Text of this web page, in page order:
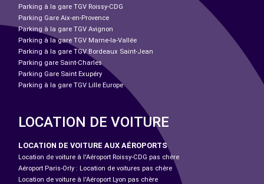
Parking à la gare TGV Roissy-CDG
Parking Gare Aix-en-Provence
Parking à la gare TGV Avignon
Parking à la gare TGV Marne-la-Vallée
Parking à la gare TGV Bordeaux Saint-Jean
Parking gare Saint-Charles
Parking Gare Saint Exupéry
Parking à la gare TGV Lille Europe
LOCATION DE VOITURE
LOCATION DE VOITURE AUX AÉROPORTS
Location de voiture à l'Aéroport Roissy-CDG pas chère
Aéroport Paris-Orly : Location de voitures pas chère
Location de voiture à l'Aéroport Lyon pas chère